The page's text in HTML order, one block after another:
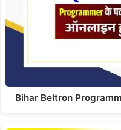
Bihar Beltron